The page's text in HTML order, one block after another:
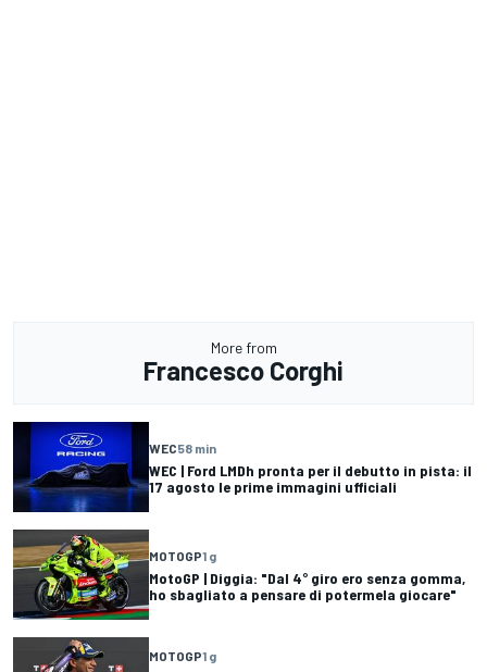
More from
Francesco Corghi
WEC58 min
WEC | Ford LMDh pronta per il debutto in pista: il
17 agosto le prime immagini ufficiali
MOTOGP1 g
MotoGP | Diggia: "Dal 4° giro ero senza gomma,
ho sbagliato a pensare di potermela giocare"
MOTOGP1 g